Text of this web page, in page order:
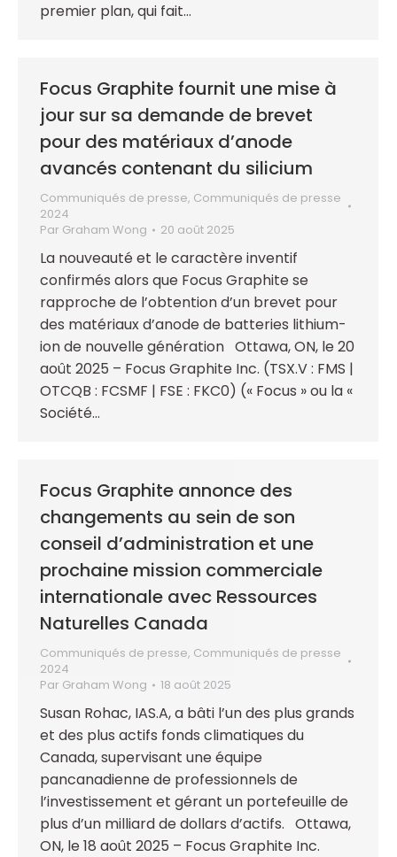
premier plan, qui fait…
Focus Graphite fournit une mise à
jour sur sa demande de brevet
pour des matériaux d’anode
avancés contenant du silicium
Communiqués de presse, Communiqués de presse
2024
Par Graham Wong 20 août 2025
La nouveauté et le caractère inventif
confirmés alors que Focus Graphite se
rapproche de l’obtention d’un brevet pour
des matériaux d’anode de batteries lithium-
ion de nouvelle génération Ottawa, ON, le 20
août 2025 – Focus Graphite Inc. (TSX.V : FMS |
OTCQB : FCSMF | FSE : FKC0) (« Focus » ou la «
Société…
Focus Graphite annonce des
changements au sein de son
conseil d’administration et une
prochaine mission commerciale
internationale avec Ressources
Naturelles Canada
Communiqués de presse, Communiqués de presse
2024
Par Graham Wong 18 août 2025
Susan Rohac, IAS.A, a bâti l’un des plus grands
et des plus actifs fonds climatiques du
Canada, supervisant une équipe
pancanadienne de professionnels de
l’investissement et gérant un portefeuille de
plus d’un milliard de dollars d’actifs. Ottawa,
ON, le 18 août 2025 – Focus Graphite Inc.